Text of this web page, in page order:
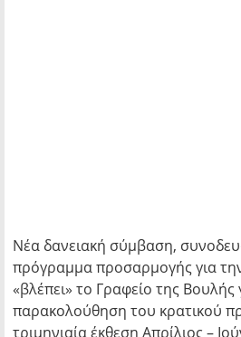
Νέα δανειακή σύμβαση,
πρόγραμμα προσαρμογής για
«βλέπει» το Γραφείο της Βουλής
παρακολούθηση του κρατικού
τριμηνιαία έκθεση Απρίλιος –